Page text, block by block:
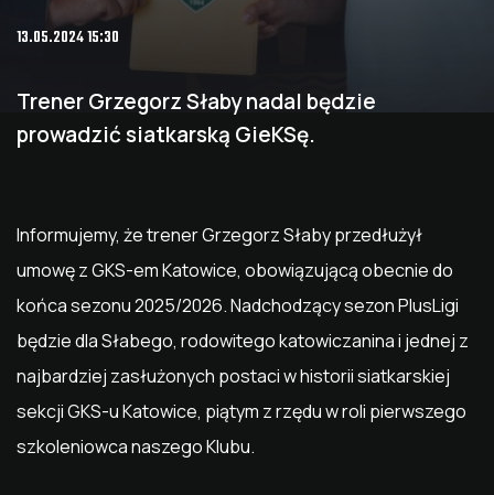
13.05.2024 15:30
Trener Grzegorz Słaby nadal będzie
prowadzić siatkarską GieKSę.
Informujemy, że trener Grzegorz Słaby przedłużył
umowę z GKS-em Katowice, obowiązującą obecnie do
końca sezonu 2025/2026. Nadchodzący sezon PlusLigi
będzie dla Słabego, rodowitego katowiczanina i jednej z
najbardziej zasłużonych postaci w historii siatkarskiej
sekcji GKS-u Katowice, piątym z rzędu w roli pierwszego
szkoleniowca naszego Klubu.